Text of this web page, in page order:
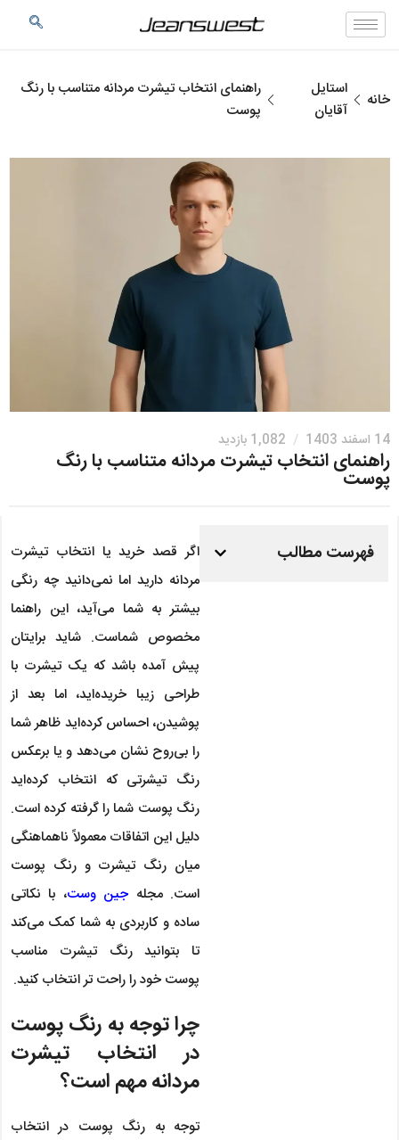
خانه
استایل
آقایان
راهنمای انتخاب تیشرت‌ مردانه متناسب با رنگ
پوست
14 اسفند 1403 / 1,082 بازدید
راهنمای انتخاب تیشرت‌ مردانه متناسب با رنگ
پوست
فهرست مطالب
اگر قصد خرید یا انتخاب تیشرت
مردانه دارید اما نمی‌دانید چه رنگی
بیشتر به شما می‌آید، این راهنما
مخصوص شماست. شاید برایتان
پیش آمده باشد که یک تیشرت با
طراحی زیبا خریده‌اید، اما بعد از
پوشیدن، احساس کرده‌اید ظاهر شما
را بی‌روح نشان می‌دهد و یا برعکس
رنگ تیشرتی که انتخاب کرده‌اید
رنگ پوست شما را گرفته کرده است.
دلیل این اتفاقات معمولاً ناهماهنگی
میان رنگ تیشرت و رنگ پوست
است. مجله جین وست، با نکاتی
ساده و کاربردی به شما کمک می‌کند
تا بتوانید رنگ تیشرت مناسب
پوست خود را راحت تر انتخاب کنید.
چرا توجه به رنگ پوست
در انتخاب تیشرت
مردانه مهم است؟
توجه به رنگ پوست در انتخاب